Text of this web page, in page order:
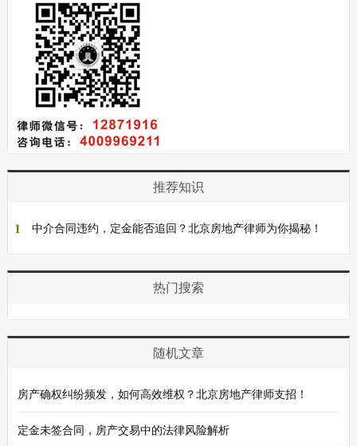
推荐知识
1 中介合同违约，定金能否追回？北京房地产律师为你揭秘！
热门搜索
随机文章
房产确权纠纷频发，如何高效维权？北京房地产律师支招！
定金未签合同，房产交易中的法律风险解析